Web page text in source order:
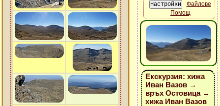
Файлове
Помощ
Екскурзия: хижа
Иван Вазов →
връх Остовица →
хижа Иван Вазов